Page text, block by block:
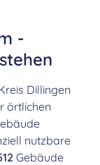
-
Dillingen
örtlichen
nutzbare
Gebäude